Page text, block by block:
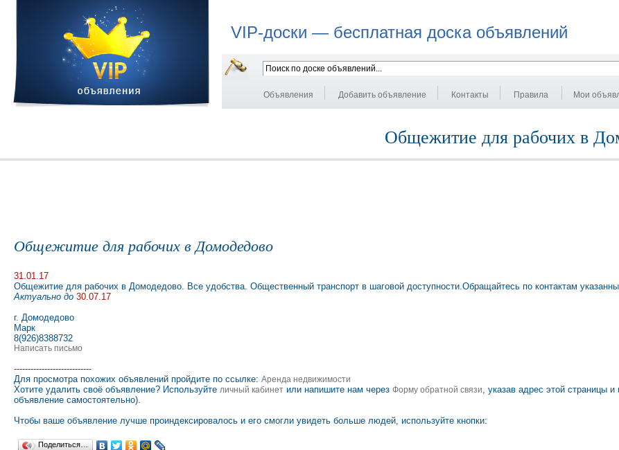
VIP-доски — бесплатная доска объявлений
Объявления Добавить объявление Контакты Правила Мои
Общежитие для рабочих в
Общежитие для рабочих в Домодедово
31.01.17
Общежитие для рабочих в Домодедово. Все удобства. Общественный транспорт в шаговой доступности.Обращайтесь по контактам
Актуально до 30.07.17
г. Домодедово
Марк
8(926)8388732
Написать письмо
----------------------------
Для просмотра похожих объявлений пройдите по ссылке: Аренда недвижимости
Хотите удалить своё объявление? Используйте личный кабинет или напишите нам через Форму обратной связи, указав адрес этой страницы
объявление самостоятельно).
Чтобы ваше объявление лучше проиндексировалось и его смогли увидеть больше людей, используйте кнопки:
Поделиться…